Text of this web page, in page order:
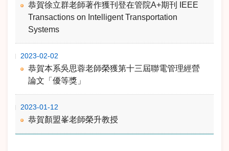
恭賀徐立群老師著作獲刊登在管院A+期刊 IEEE
Transactions on Intelligent Transportation
Systems
恭賀本系吳思蓉老師榮獲第十三屆聯電管理經營
論文「優等獎」
2023-02-02
恭賀顏盟峯老師榮升教授
2023-01-12